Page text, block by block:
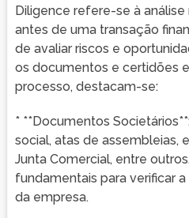
Diligence refere-se à análise
antes de uma transação
de avaliar riscos e
os documentos e certidões
processo, destacam-se:
* **Documentos
social, atas de assembleias,
Junta Comercial, entre
fundamentais para verificar
da empresa.